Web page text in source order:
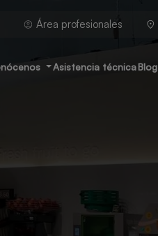
Área profesionales
Asistencia técnicaBlog